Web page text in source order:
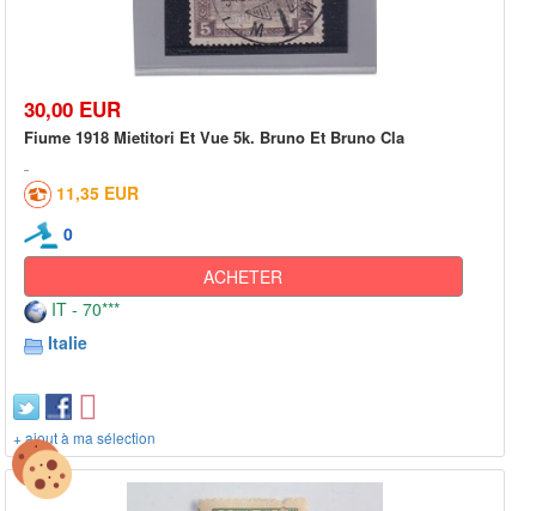
30,00 EUR
Fiume 1918 Mietitori Et Vue 5k. Bruno Et Bruno Cla
11,35 EUR
0
ACHETER
IT - 70***
Italie
+ ajout à ma sélection